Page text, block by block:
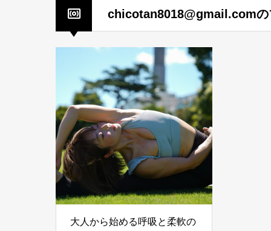
chicotan8018@gmail.comの
大人から始める呼吸と柔軟の